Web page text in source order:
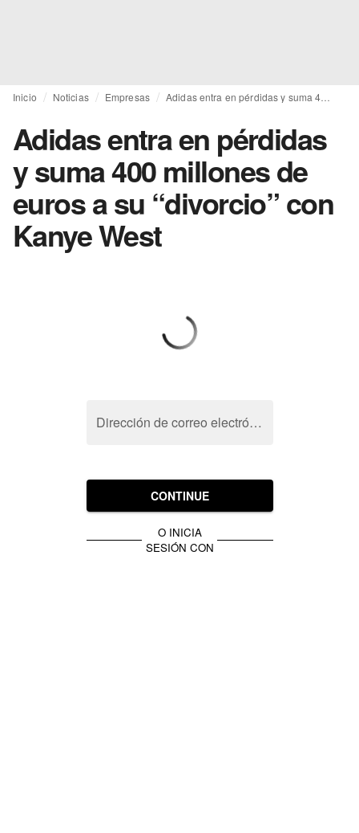
Inicio Noticias Empresas
Adidas entra en pérdidas
y suma 400 millones de
euros a su “divorcio” con
Kanye West
Dirección de correo electrónico
CONTINUE
O INICIA
SESIÓN CON